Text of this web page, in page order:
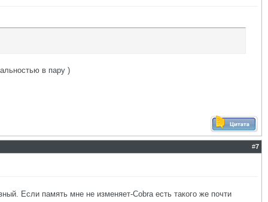
в пару )
#7
Если память мне не изменяет-Cobra есть такого же почти